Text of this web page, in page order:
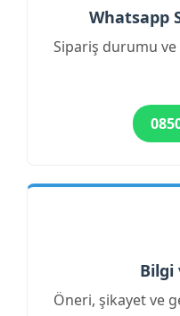
Whatsapp
Sipariş durumu ve
Bilgi
Öneri, şikayet ve